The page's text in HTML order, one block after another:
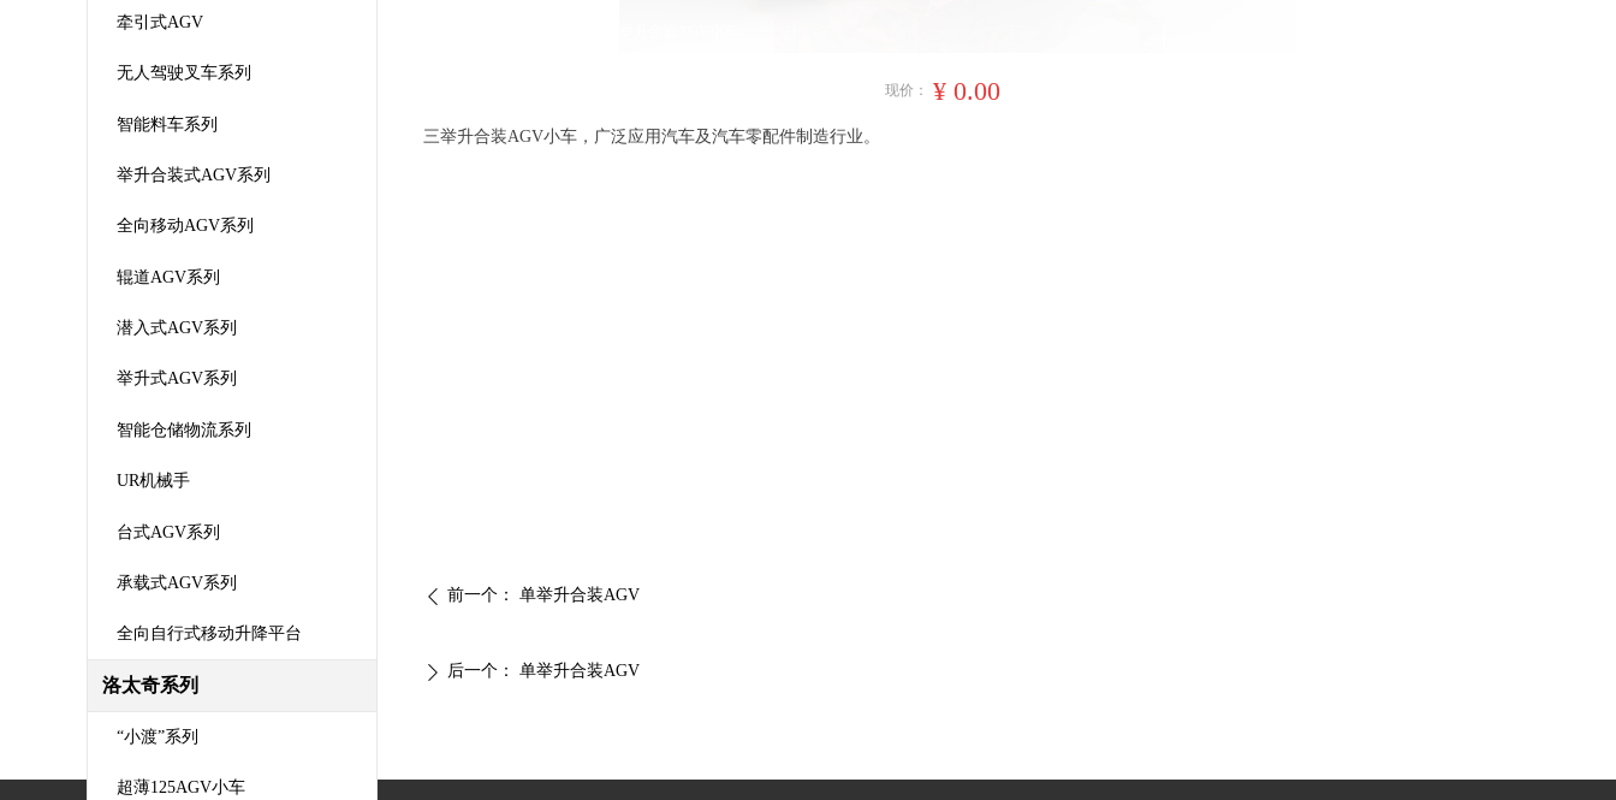
ꄴ 前一个： 单举升合装AGV
ꄲ 后一个： 单举升合装AGV
三举升合装AGV小车，广泛应用汽车及汽车零配件制造行业。
牵引式AGV
无人驾驶叉车系列
智能料车系列
举升合装式AGV系列
全向移动AGV系列
辊道AGV系列
潜入式AGV系列
举升式AGV系列
智能仓储物流系列
UR机械手
台式AGV系列
承载式AGV系列
全向自行式移动升降平台
洛太奇系列
“小渡”系列
超薄125AGV小车
现价： ¥ 0.00